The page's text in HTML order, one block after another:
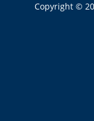
Copyright ©